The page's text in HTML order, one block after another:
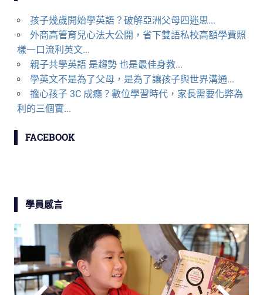
孩子幾歲開始學英語？破解亞洲父母四迷思...
外商高管育兒心法大公開，省下雙語私校高額學費照
樣一口流利英文...
親子共學英語 是趨勢 也是最佳身教...
學英文不是為了父母，是為了讓孩子與世界溝通...
擔心孩子 3C 成癮？數位學習時代，家長需要化弊為
利的三個實...
FACEBOOK
學員感言